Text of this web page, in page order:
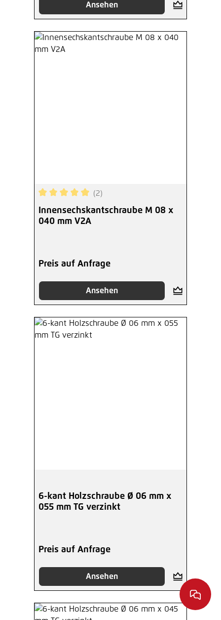
Ansehen
Durchschnittliche Bewertung von 5 von 5
(2)
Innensechskantschraube M 08 x
040 mm V2A
Preis auf Anfrage
Ansehen
6-kant Holzschraube Ø 06 mm x
055 mm TG verzinkt
Preis auf Anfrage
Ansehen